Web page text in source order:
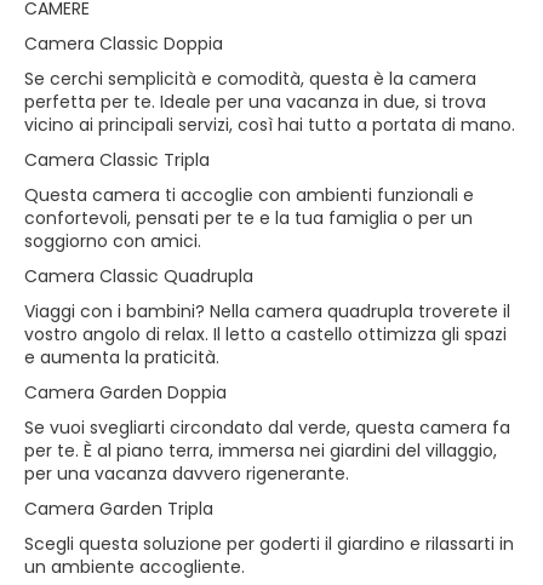
CAMERE
Camera Classic Doppia
Se cerchi semplicità e comodità, questa è la camera
perfetta per te. Ideale per una vacanza in due, si trova
vicino ai principali servizi, così hai tutto a portata di mano.
Camera Classic Tripla
Questa camera ti accoglie con ambienti funzionali e
confortevoli, pensati per te e la tua famiglia o per un
soggiorno con amici.
Camera Classic Quadrupla
Viaggi con i bambini? Nella camera quadrupla troverete il
vostro angolo di relax. Il letto a castello ottimizza gli spazi
e aumenta la praticità.
Camera Garden Doppia
Se vuoi svegliarti circondato dal verde, questa camera fa
per te. È al piano terra, immersa nei giardini del villaggio,
per una vacanza davvero rigenerante.
Camera Garden Tripla
Scegli questa soluzione per goderti il giardino e rilassarti in
un ambiente accogliente.